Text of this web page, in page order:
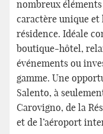
nombreux
caractère unique et
résidence. Idéale
boutique-hôtel,
événements ou
gamme. Une
Salento, à
Carovigno, de la
et de l’aéroport